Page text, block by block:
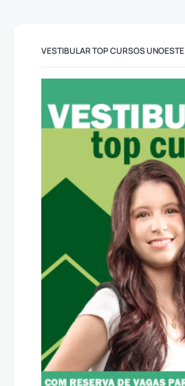
VESTIBULAR TOP CURSOS UNOESTE